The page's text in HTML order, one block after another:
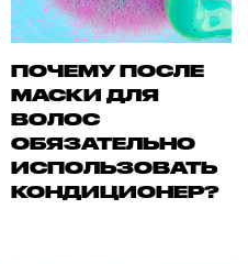
ПОЧЕМУ ПОСЛЕ
МАСКИ ДЛЯ
ВОЛОС
ОБЯЗАТЕЛЬНО
ИСПОЛЬЗОВАТЬ
КОНДИЦИОНЕР?